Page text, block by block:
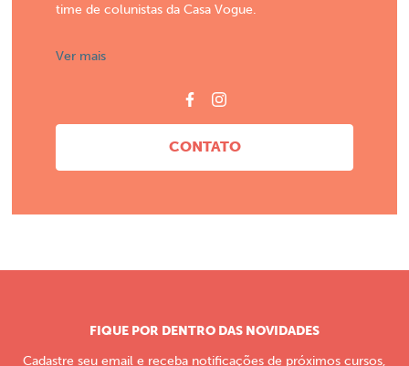
time de colunistas da Casa Vogue.
Ver mais
CONTATO
FIQUE POR DENTRO DAS NOVIDADES
Cadastre seu email e receba notificações de próximos cursos,